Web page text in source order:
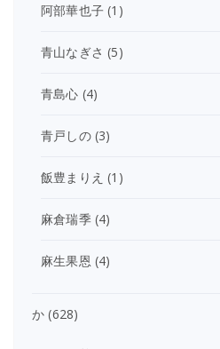
阿部華也子 (1)
青山なぎさ (5)
青島心 (4)
青戸しの(3)
飯豊まりえ (1)
麻倉瑞季(4)
麻生果恩 (4)
か (628)